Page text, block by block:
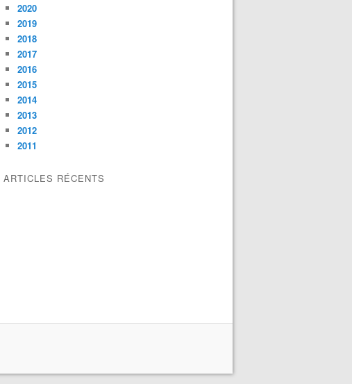
2020
2019
2018
2017
2016
2015
2014
2013
2012
2011
ARTICLES RÉCENTS